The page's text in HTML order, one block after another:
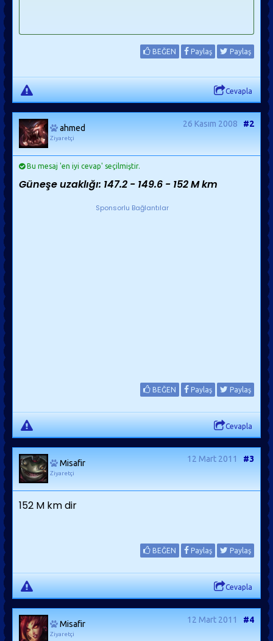
BEĞEN Paylaş Paylaş
Cevapla
ahmed
Ziyaretçi
26 Kasım 2008 #2
Bu mesaj 'en iyi cevap' seçilmiştir.
Güneşe uzaklığı: 147.2 - 149.6 - 152 M km
Sponsorlu Bağlantılar
BEĞEN Paylaş Paylaş
Cevapla
Misafir
Ziyaretçi
12 Mart 2011 #3
152 M km dir
BEĞEN Paylaş Paylaş
Cevapla
Misafir
Ziyaretçi
12 Mart 2011 #4